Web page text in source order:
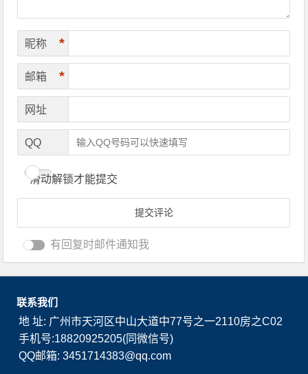
昵称 *
邮箱 *
网址
QQ
滑动解锁才能提交
有回复时邮件通知我
联系我们
地 址: 广州市天河区中山大道中77号之一2110房之C02
手机号:18820925205(同微信号)
QQ邮箱: 3451714383@qq.com